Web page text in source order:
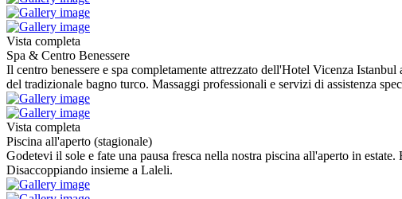
Vista completa
Spa & Centro Benessere
Il centro benessere e spa completamente attrezzato dell'Hotel Vicenza
del tradizionale bagno turco. Massaggi professionali e servizi di assistenza
Vista completa
Piscina all'aperto (stagionale)
Godetevi il sole e fate una pausa fresca nella nostra piscina all'aperto in
Disaccoppiando insieme a Laleli.